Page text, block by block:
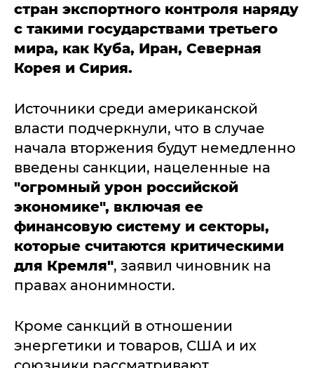
стран экспортного контроля наряду
с такими государствами третьего
мира, как Куба, Иран, Северная
Корея и Сирия.
Источники среди американской
власти подчеркнули, что в случае
начала вторжения будут немедленно
введены санкции, нацеленные на
"огромный урон российской
экономике", включая ее
финансовую систему и секторы,
которые считаются критическими
для Кремля", заявил чиновник на
правах анонимности.
Кроме санкций в отношении
энергетики и товаров, США и их